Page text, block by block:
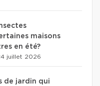
maisons
en été?
juillet 2026
de jardin qui